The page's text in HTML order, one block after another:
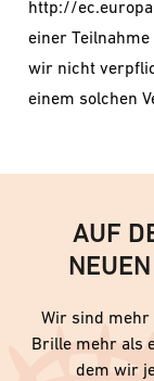
http://
einer
wir nicht
einem solchen
AUF
Wir sind mehr
Brille mehr als
dem wir